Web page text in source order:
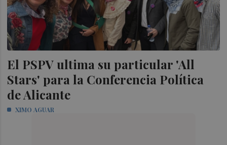
El PSPV ultima su particular 'All
Stars' para la Conferencia Política
de Alicante
XIMO AGUAR